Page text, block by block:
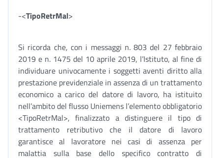
-<TipoRetrMal>
Si ricorda che, con i messaggi n. 803 del 27 febbraio
2019 e n. 1475 del 10 aprile 2019, l’Istituto, al fine di
individuare univocamente i soggetti aventi diritto alla
prestazione previdenziale in assenza di un trattamento
economico a carico del datore di lavoro, ha istituito
nell’ambito del flusso Uniemens l’elemento obbligatorio
<TipoRetrMal>, finalizzato a distinguere il tipo di
trattamento retributivo che il datore di lavoro
garantisce al lavoratore nei casi di assenza per
malattia sulla base dello specifico contratto di